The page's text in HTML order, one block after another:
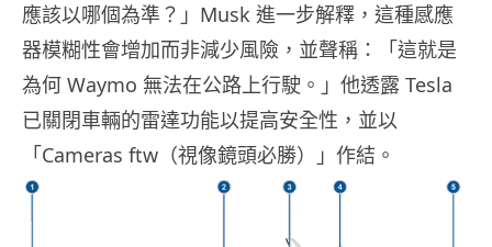
應該以哪個為準？」Musk 進一步解釋，這種感應
器模糊性會增加而非減少風險，並聲稱：「這就是
為何 Waymo 無法在公路上行駛。」他透露 Tesla
已關閉車輛的雷達功能以提高安全性，並以
「Cameras ftw（視像鏡頭必勝）」作結。